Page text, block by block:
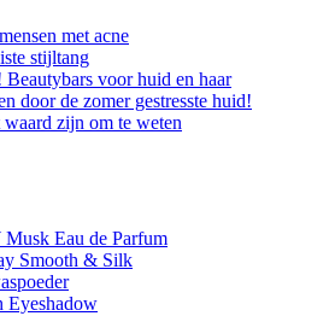
met acne
stijltang
Beautybars voor huid en haar
door de zomer gestresste huid!
zijn om te weten
Eau de Parfum
Smooth & Silk
Eyeshadow